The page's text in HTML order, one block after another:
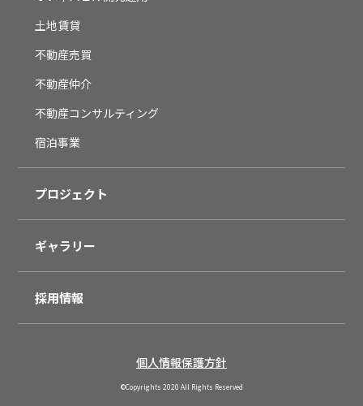
土地賃貸
不動産売買
不動産仲介
不動産コンサルティング
宿泊事業
プロジェクト
ギャラリー
採用情報
個人情報保護方針
©︎Copyrights 2020 All Rights Reserved